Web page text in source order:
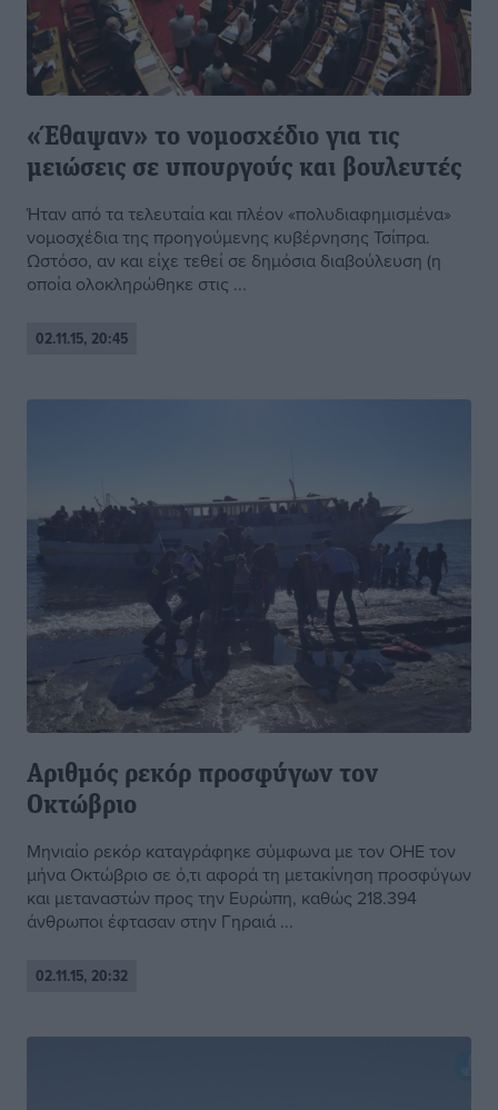
«Έθαψαν» το νομοσχέδιο για τις
μειώσεις σε υπουργούς και βουλευτές
Ήταν από τα τελευταία και πλέον «πολυδιαφημισμένα»
νομοσχέδια της προηγούμενης κυβέρνησης Τσίπρα.
Ωστόσο, αν και είχε τεθεί σε δημόσια διαβούλευση (η
οποία ολοκληρώθηκε στις ...
02.11.15, 20:45
Αριθμός ρεκόρ προσφύγων τον
Οκτώβριο
Mηνιαίο ρεκόρ καταγράφηκε σύμφωνα με τον ΟΗΕ τον
μήνα Οκτώβριο σε ό,τι αφορά τη μετακίνηση προσφύγων
και μεταναστών προς την Ευρώπη, καθώς 218.394
άνθρωποι έφτασαν στην Γηραιά ...
02.11.15, 20:32